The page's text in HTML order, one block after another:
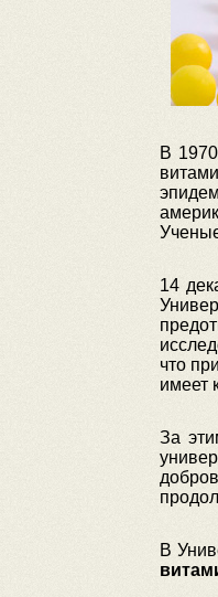
В
14
что
имеет
За
В